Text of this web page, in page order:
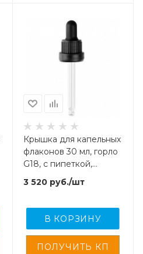
Крышка для капельных
флаконов 30 мл, горло
G18, с пипеткой,
пластиковая, с кпв, 100
шт/упак
3 520руб./шт
В КОРЗИНУ